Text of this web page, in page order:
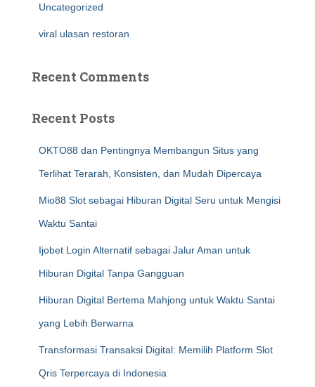
Uncategorized
viral ulasan restoran
Recent Comments
Recent Posts
OKTO88 dan Pentingnya Membangun Situs yang
Terlihat Terarah, Konsisten, dan Mudah Dipercaya
Mio88 Slot sebagai Hiburan Digital Seru untuk Mengisi
Waktu Santai
Ijobet Login Alternatif sebagai Jalur Aman untuk
Hiburan Digital Tanpa Gangguan
Hiburan Digital Bertema Mahjong untuk Waktu Santai
yang Lebih Berwarna
Transformasi Transaksi Digital: Memilih Platform Slot
Qris Terpercaya di Indonesia